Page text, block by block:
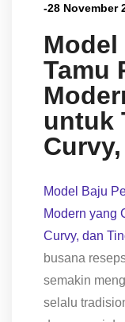
-28 November
Model
Tamu
untuk
Model Baju
Modern yang
Curvy, dan
busana
semakin
selalu